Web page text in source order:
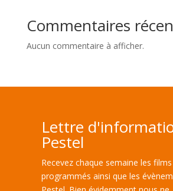
Commentaires
Aucun commentaire à afficher.
Lettre
Pestel
Recevez chaque semaine les films
programmés ainsi que les